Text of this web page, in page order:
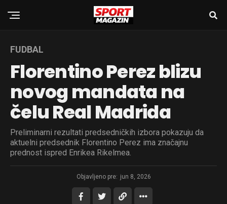
FUDBAL
Florentino Perez blizu
novog mandata na
čelu Real Madrida
Preliminarni rezultati predsedničkih izbora pokazuju da
aktuelni predsednik Florentino Perez ima značajnu
prednost ispred Enrikea Rikelmea.
Objavljeno pre: jun 8, 2026